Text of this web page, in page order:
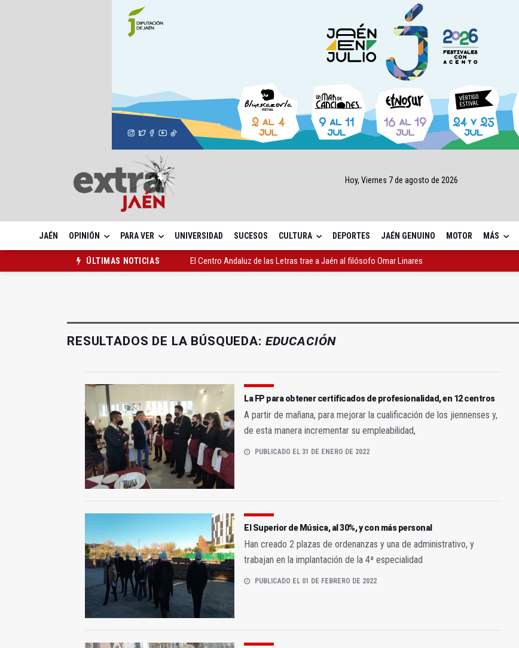
Hoy, Viernes 7 de agosto de 2026
JAÉN OPINIÓN PARA VER UNIVERSIDAD SUCESOS CULTURA DEPORTES JAÉN GENUINO MOTOR MÁS
ÚLTIMAS NOTICIAS
El Centro Andaluz de las Letras trae a Jaén al filósofo Omar Linares
RESULTADOS DE LA BÚSQUEDA: EDUCACIÓN
La FP para obtener certificados de profesionalidad, en 12 centros
A partir de mañana, para mejorar la cualificación de los jiennenses y,
de esta manera incrementar su empleabilidad,
PUBLICADO EL 31 DE ENERO DE 2022
El Superior de Música, al 30%, y con más personal
Han creado 2 plazas de ordenanzas y una de administrativo, y
trabajan en la implantación de la 4ª especialidad
PUBLICADO EL 01 DE FEBRERO DE 2022